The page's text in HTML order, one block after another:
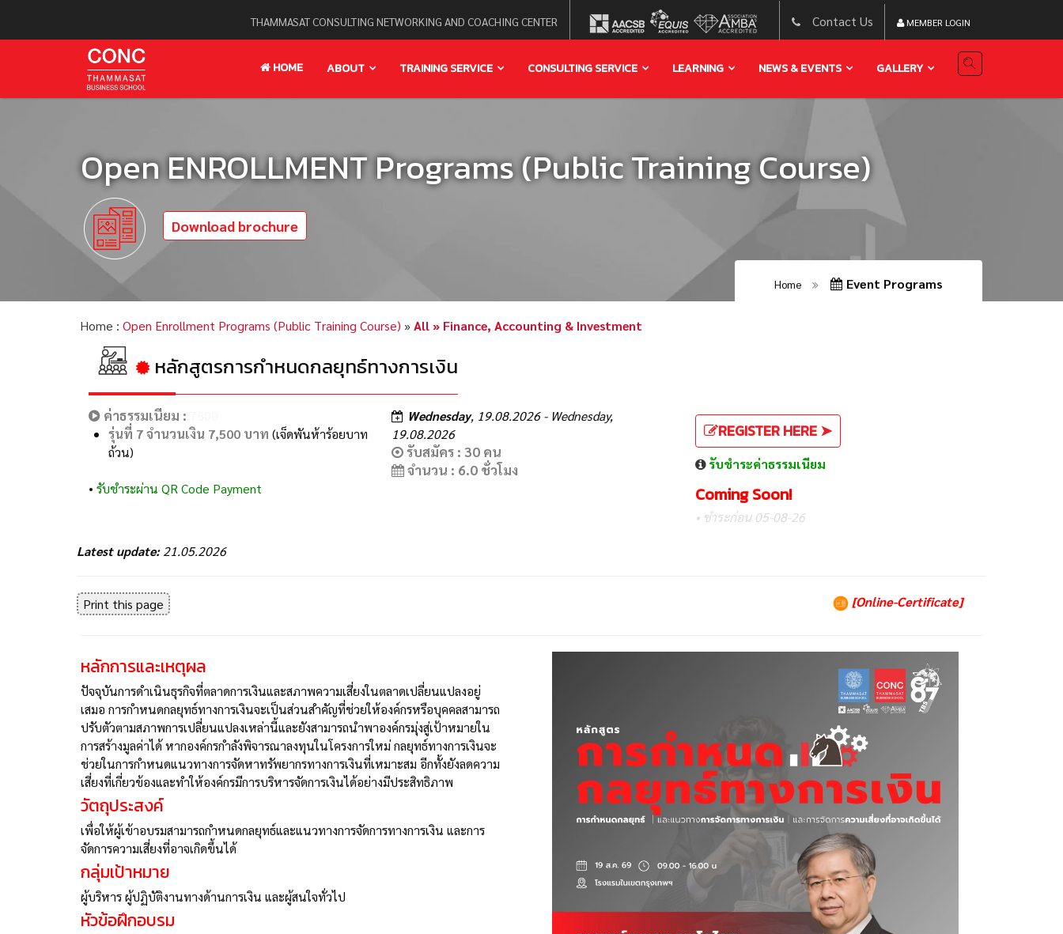
THAMMASAT CONSULTING NETWORKING AND COACHING CENTER Contact Us MEMBER LOGIN
HOME ABOUT TRAINING SERVICE CONSULTING SERVICE LEARNING NEWS & EVENTS GALLERY
Open ENROLLMENT Programs (Public Training Course)
Download brochure
Home Event Programs
Home : Open Enrollment Programs (Public Training Course) »All » Finance, Accounting & Investment
หลักสูตรการกำหนดกลยุทธ์ทางการเงิน
ค่าธรรมเนียม :
รุ่นที่ 7 จำนวนเงิน 7,500 บาท (เจ็ดพันห้าร้อยบาท
ถ้วน)
• รับชำระผ่าน QR Code Payment
Wednesday, 19.08.2026 - Wednesday,
19.08.2026
รับสมัคร : 30 คน
จำนวน : 6.0 ชั่วโมง
REGISTER HERE ➤
รับชำระค่าธรรมเนียม
Coming Soon!
• ชำระก่อน 05-08-26
Latest update:21.05.2026
Print this page [Online-Certificate]
หลักการและเหตุผล
ปัจจุบันการดำเนินธุรกิจที่ตลาดการเงินและสภาพความเสี่ยงในตลาดเปลี่ยนแปลงอยู่
เสมอ การกำหนดกลยุทธ์ทางการเงินจะเป็นส่วนสำคัญที่ช่วยให้องค์กรหรือบุคคลสามารถ
ปรับตัวตามสภาพการเปลี่ยนแปลงเหล่านี้และยังสามารถนำพาองค์กรมุ่งสู่เป้าหมายใน
การสร้างมูลค่าได้ หากองค์กรกำลังพิจารณาลงทุนในโครงการใหม่ กลยุทธ์ทางการเงินจะ
ช่วยในการกำหนดแนวทางการจัดหาทรัพยากรทางการเงินที่เหมาะสม อีกทั้งยังลดความ
เสี่ยงที่เกี่ยวข้องและทำให้องค์กรมีการบริหารจัดการเงินได้อย่างมีประสิทธิภาพ
วัตถุประสงค์
เพื่อให้ผู้เข้าอบรมสามารถกำหนดกลยุทธ์และแนวทางการจัดการทางการเงิน และการ
จัดการความเสี่ยงที่อาจเกิดขึ้นได้
กลุ่มเป้าหมาย
ผู้บริหาร ผู้ปฏิบัติงานทางด้านการเงิน และผู้สนใจทั่วไป
หัวข้อฝึกอบรม